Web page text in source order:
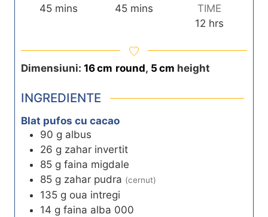
45m
u
t
s
mins
45m
u
t
s
mins
TIME
12 h
u
r
hrs
Dimensiuni: 16cm round, 5 cm height
INGREDIENTE
Blat pufos cu cacao
90 g albus
26 g zahar invertit
85 g faina migdale
85 g zahar pudra (cernut)
135 g oua intregi
14 g faina alba 000